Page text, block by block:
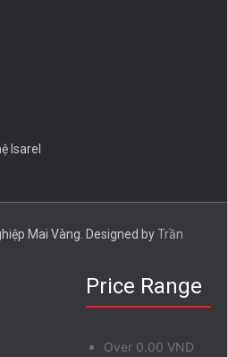
Isarel
Mai Vàng. Designed byTrần
Price Range
Over 0.00 VND